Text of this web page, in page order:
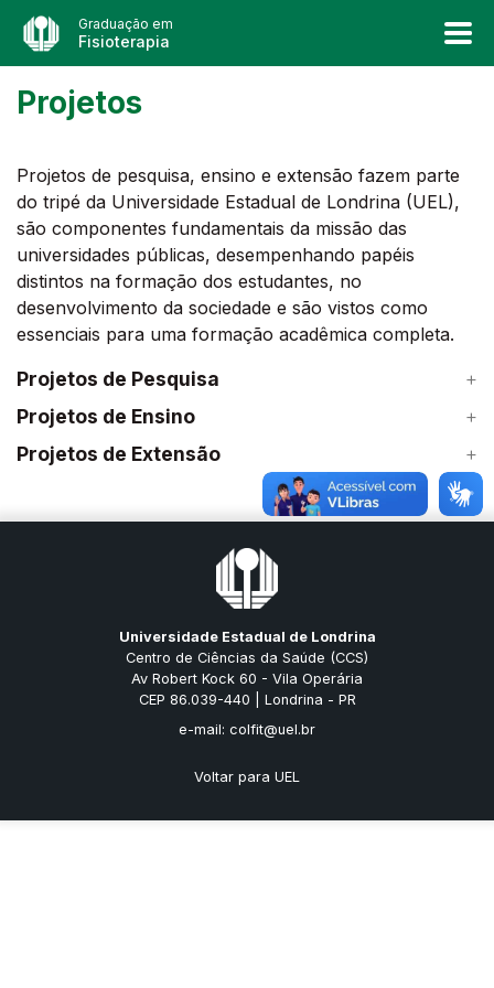
Graduação em
Fisioterapia
Projetos
Projetos de pesquisa, ensino e extensão fazem parte
do tripé da Universidade Estadual de Londrina (UEL),
são componentes fundamentais da missão das
universidades públicas, desempenhando papéis
distintos na formação dos estudantes, no
desenvolvimento da sociedade e são vistos como
essenciais para uma formação acadêmica completa.
Projetos de Pesquisa
Projetos de Ensino
Projetos de Extensão
Universidade Estadual de Londrina
Centro de Ciências da Saúde (CCS)
Av Robert Kock 60 - Vila Operária
CEP 86.039-440 | Londrina - PR
e-mail: colfit@uel.br
Voltar para UEL